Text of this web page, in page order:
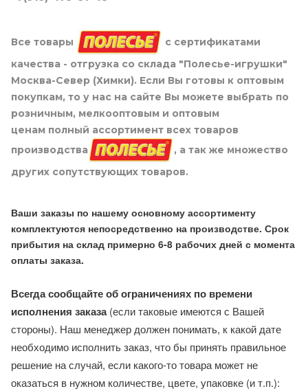
Все товары
с сертификатами
качества - отгрузка со склада "Полесье-игрушки"
Москва-Север (Химки). Если Вы готовы к оптовым
покупкам, то у нас на сайте Вы можете выбрать по
розничным, мелкооптовым и оптовым
ценам полный ассортимент всех товаров
производства
, а так же множество
других сопутствующих товаров.
Ваши заказы по нашему основному ассортименту
комплектуются непосредственно на производстве. Срок
прибытия на склад примерно 6-8 рабочих дней с момента
оплаты заказа.
Всегда сообщайте об ограничениях по времени
исполнения заказа(если таковые имеются с Вашей
стороны). Наш менеджер должен понимать, к какой дате
необходимо исполнить заказ, что бы принять правильное
решение на случай, если какого-то товара может не
оказаться в нужном количестве, цвете, упаковке (и т.п.):